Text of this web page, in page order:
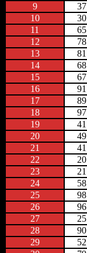
9
37
10
30
11
65
12
78
13
81
14
68
15
67
16
91
17
89
18
97
19
41
20
49
21
41
22
20
23
21
24
58
25
98
26
96
27
25
28
90
29
52